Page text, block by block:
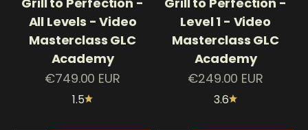
All Levels - Video
Masterclass GLC
Academy
Prezzo scontato
€749.00 EUR
1.5
Level 1 - Video
Masterclass GLC
Academy
Prezzo scontato
€249.00 EUR
3.6